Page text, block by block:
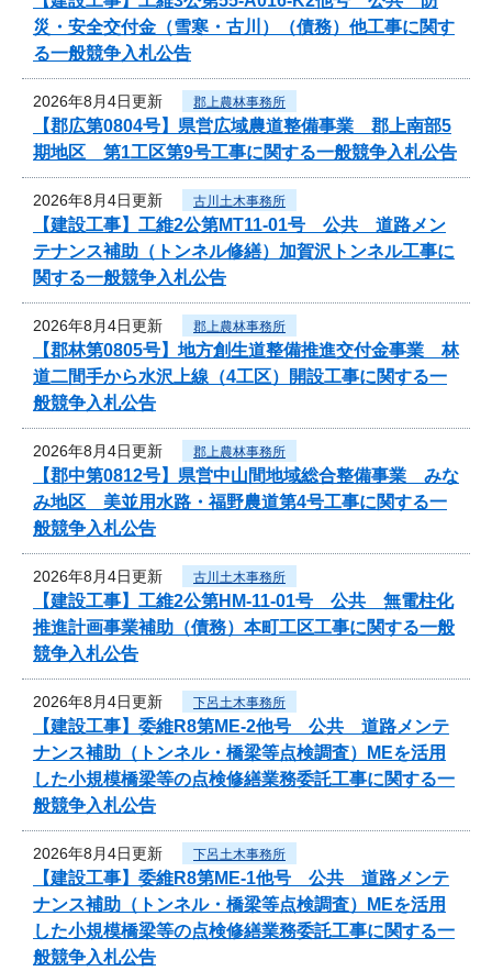
災・安全交付金（雪寒・古川）（債務）他工事に関す
る一般競争入札公告
2026年8月4日更新 郡上農林事務所
【郡広第0804号】県営広域農道整備事業 郡上南部5
期地区 第1工区第9号工事に関する一般競争入札公告
2026年8月4日更新 古川土木事務所
【建設工事】工維2公第MT11-01号 公共 道路メン
テナンス補助（トンネル修繕）加賀沢トンネル工事に
関する一般競争入札公告
2026年8月4日更新 郡上農林事務所
【郡林第0805号】地方創生道整備推進交付金事業 林
道二間手から水沢上線（4工区）開設工事に関する一
般競争入札公告
2026年8月4日更新 郡上農林事務所
【郡中第0812号】県営中山間地域総合整備事業 みな
み地区 美並用水路・福野農道第4号工事に関する一
般競争入札公告
2026年8月4日更新 古川土木事務所
【建設工事】工維2公第HM-11-01号 公共 無電柱化
推進計画事業補助（債務）本町工区工事に関する一般
競争入札公告
2026年8月4日更新 下呂土木事務所
【建設工事】委維R8第ME-2他号 公共 道路メンテ
ナンス補助（トンネル・橋梁等点検調査）MEを活用
した小規模橋梁等の点検修繕業務委託工事に関する一
般競争入札公告
2026年8月4日更新 下呂土木事務所
【建設工事】委維R8第ME-1他号 公共 道路メンテ
ナンス補助（トンネル・橋梁等点検調査）MEを活用
した小規模橋梁等の点検修繕業務委託工事に関する一
般競争入札公告